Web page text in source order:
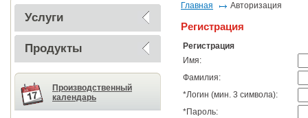
Услуги
Продукты
Производственный
календарь
Главная Авторизация
Регистрация
Регистрация
Имя:
Фамилия:
*Логин (мин. 3 символа):
*Пароль: